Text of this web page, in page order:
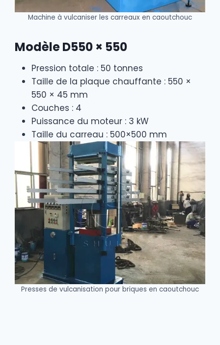
Machine à vulcaniser les carreaux en caoutchouc
Modèle D550 × 550
Pression totale : 50 tonnes
Taille de la plaque chauffante : 550 ×
550 × 45 mm
Couches : 4
Puissance du moteur : 3 kW
Taille du carreau : 500×500 mm
Presses de vulcanisation pour briques en caoutchouc